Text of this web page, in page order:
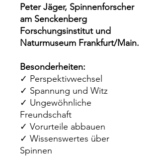
Peter Jäger, Spinnenforscher
am Senckenberg
Forschungsinstitut und
Naturmuseum Frankfurt/Main.
Besonderheiten:
✓ Perspektivwechsel
✓ Spannung und Witz
✓ Ungewöhnliche
Freundschaft
✓ Vorurteile abbauen
✓ Wissenswertes über
Spinnen